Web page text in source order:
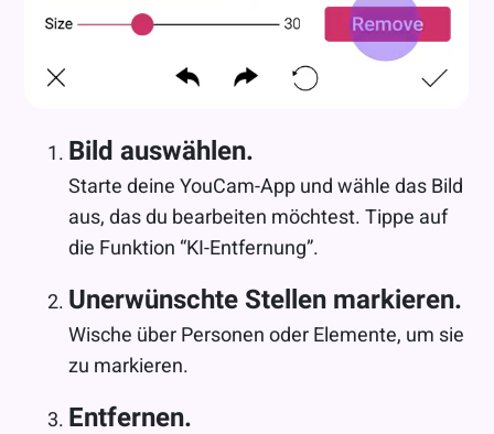
Bild auswählen.
Starte deine YouCam-App und wähle das Bild
aus, das du bearbeiten möchtest. Tippe auf
die Funktion “KI-Entfernung”.
Unerwünschte Stellen markieren.
Wische über Personen oder Elemente, um sie
zu markieren.
Entfernen.